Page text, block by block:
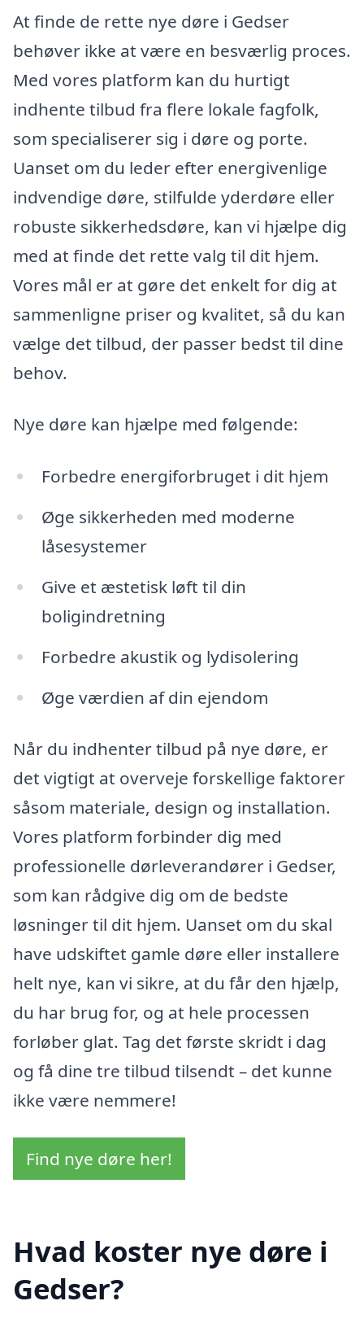
At finde de rette nye døre i Gedser
behøver ikke at være en besværlig proces.
Med vores platform kan du hurtigt
indhente tilbud fra flere lokale fagfolk,
som specialiserer sig i døre og porte.
Uanset om du leder efter energivenlige
indvendige døre, stilfulde yderdøre eller
robuste sikkerhedsdøre, kan vi hjælpe dig
med at finde det rette valg til dit hjem.
Vores mål er at gøre det enkelt for dig at
sammenligne priser og kvalitet, så du kan
vælge det tilbud, der passer bedst til dine
behov.
Nye døre kan hjælpe med følgende:
Forbedre energiforbruget i dit hjem
Øge sikkerheden med moderne
låsesystemer
Give et æstetisk løft til din
boligindretning
Forbedre akustik og lydisolering
Øge værdien af din ejendom
Når du indhenter tilbud på nye døre, er
det vigtigt at overveje forskellige faktorer
såsom materiale, design og installation.
Vores platform forbinder dig med
professionelle dørleverandører i Gedser,
som kan rådgive dig om de bedste
løsninger til dit hjem. Uanset om du skal
have udskiftet gamle døre eller installere
helt nye, kan vi sikre, at du får den hjælp,
du har brug for, og at hele processen
forløber glat. Tag det første skridt i dag
og få dine tre tilbud tilsendt – det kunne
ikke være nemmere!
Find nye døre her!
Hvad koster nye døre i
Gedser?